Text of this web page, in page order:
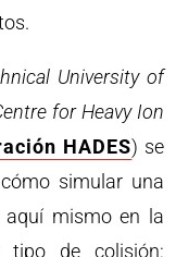
University of
for Heavy Ion
HADES) se
simular una
aquí mismo en la
de colisión: